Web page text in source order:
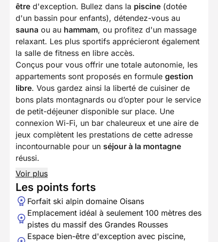
être d'exception. Bullez dans la piscine (dotée
d'un bassin pour enfants), détendez-vous au
sauna ou au hammam, ou profitez d'un massage
relaxant. Les plus sportifs apprécieront également
la salle de fitness en libre accès.
Conçus pour vous offrir une totale autonomie, les
appartements sont proposés en formule gestion
libre. Vous gardez ainsi la liberté de cuisiner de
bons plats montagnards ou d’opter pour le service
de petit-déjeuner disponible sur place. Une
connexion Wi-Fi, un bar chaleureux et une aire de
jeux complètent les prestations de cette adresse
incontournable pour un séjour à la montagne
réussi.
Voir plus
Les points forts
Forfait ski alpin domaine Oisans
Emplacement idéal à seulement 100 mètres des
pistes du massif des Grandes Rousses
Espace bien-être d'exception avec piscine,